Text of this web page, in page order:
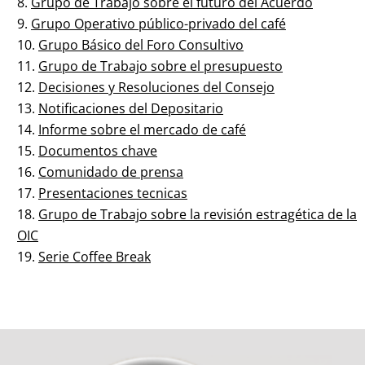
Grupo Operativo público-privado del café
Grupo Básico del Foro Consultivo
Grupo de Trabajo sobre el presupuesto
Decisiones y Resoluciones del Consejo
Notificaciones del Depositario
Informe sobre el mercado de café
Documentos chave
Comunidado de prensa
Presentaciones tecnicas
Grupo de Trabajo sobre la revisión estragética de la
OIC
Serie Coffee Break